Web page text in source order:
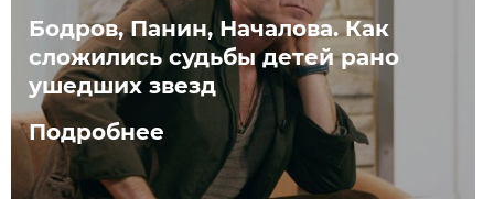
Бодров, Панин, Началова. Как
сложились судьбы детей рано
ушедших звезд
Подробнее